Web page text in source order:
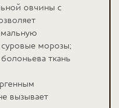
овчины с
морозы;
ткань
вызывает